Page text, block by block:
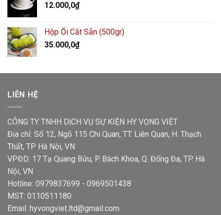
12.000,0₫
Hộp Ổi Cắt Sẵn (500gr)
35.000,0₫
LIÊN HỆ
CÔNG TY TNHH DỊCH VỤ SỰ KIỆN HY VỌNG VIỆT
Địa chỉ: Số 12, Ngõ 115 Chi Quan, TT. Liên Quan, H. Thạch
Thất, TP Hà Nội, VN
VPĐD: 17 Tạ Quang Bửu, P. Bách Khoa, Q. Đống Đa, TP. Hà
Nội, VN
Hotline: 0979837699 - 0969501438
MST: 0110511180
Email: hyvongviet.ltd@gmail.com